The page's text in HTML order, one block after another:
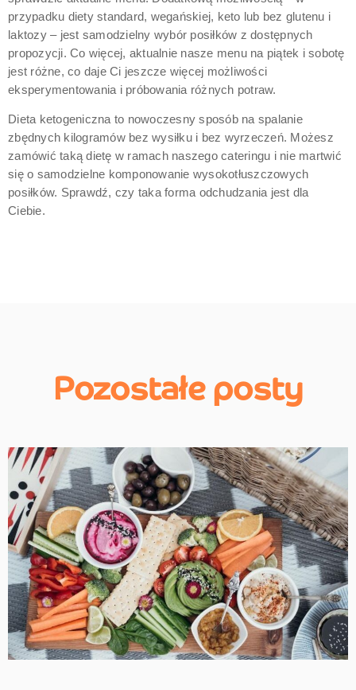
przypadku diety standard, wegańskiej, keto lub bez glutenu i
laktozy – jest samodzielny wybór posiłków z dostępnych
propozycji. Co więcej, aktualnie nasze menu na piątek i sobotę
jest różne, co daje Ci jeszcze więcej możliwości
eksperymentowania i próbowania różnych potraw.
Dieta ketogeniczna to nowoczesny sposób na spalanie
zbędnych kilogramów bez wysiłku i bez wyrzeczeń. Możesz
zamówić taką dietę w ramach naszego cateringu i nie martwić
się o samodzielne komponowanie wysokotłuszczowych
posiłków. Sprawdź, czy taka forma odchudzania jest dla
Ciebie.
Pozostałe posty